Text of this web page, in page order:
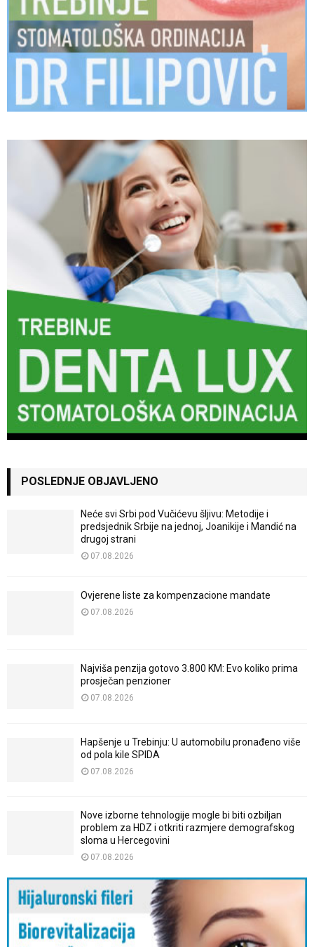
POSLEDNJE OBJAVLJENO
Neće svi Srbi pod Vučićevu šljivu: Metodije i
predsjednik Srbije na jednoj, Joanikije i Mandić na
drugoj strani
07.08.2026
Ovjerene liste za kompenzacione mandate
07.08.2026
Najviša penzija gotovo 3.800 KM: Evo koliko prima
prosječan penzioner
07.08.2026
Hapšenje u Trebinju: U automobilu pronađeno više
od pola kile SPIDA
07.08.2026
Nove izborne tehnologije mogle bi biti ozbiljan
problem za HDZ i otkriti razmjere demografskog
sloma u Hercegovini
07.08.2026